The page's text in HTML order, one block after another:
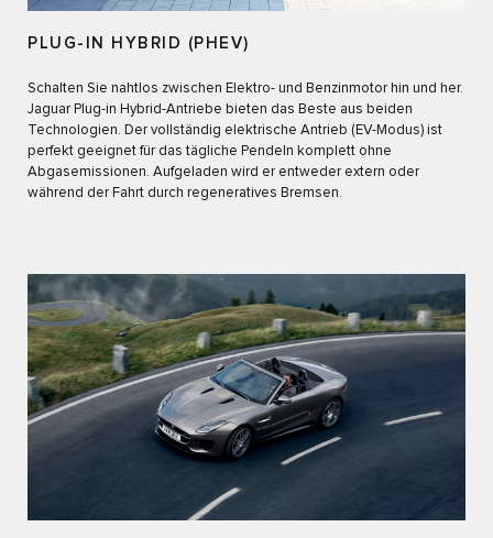
PLUG-IN HYBRID (PHEV)
Schalten Sie nahtlos zwischen Elektro- und Benzinmotor hin und her.
Jaguar Plug-in Hybrid-Antriebe bieten das Beste aus beiden
Technologien. Der vollständig elektrische Antrieb (EV-Modus) ist
perfekt geeignet für das tägliche Pendeln komplett ohne
Abgasemissionen. Aufgeladen wird er entweder extern oder
während der Fahrt durch regeneratives Bremsen.